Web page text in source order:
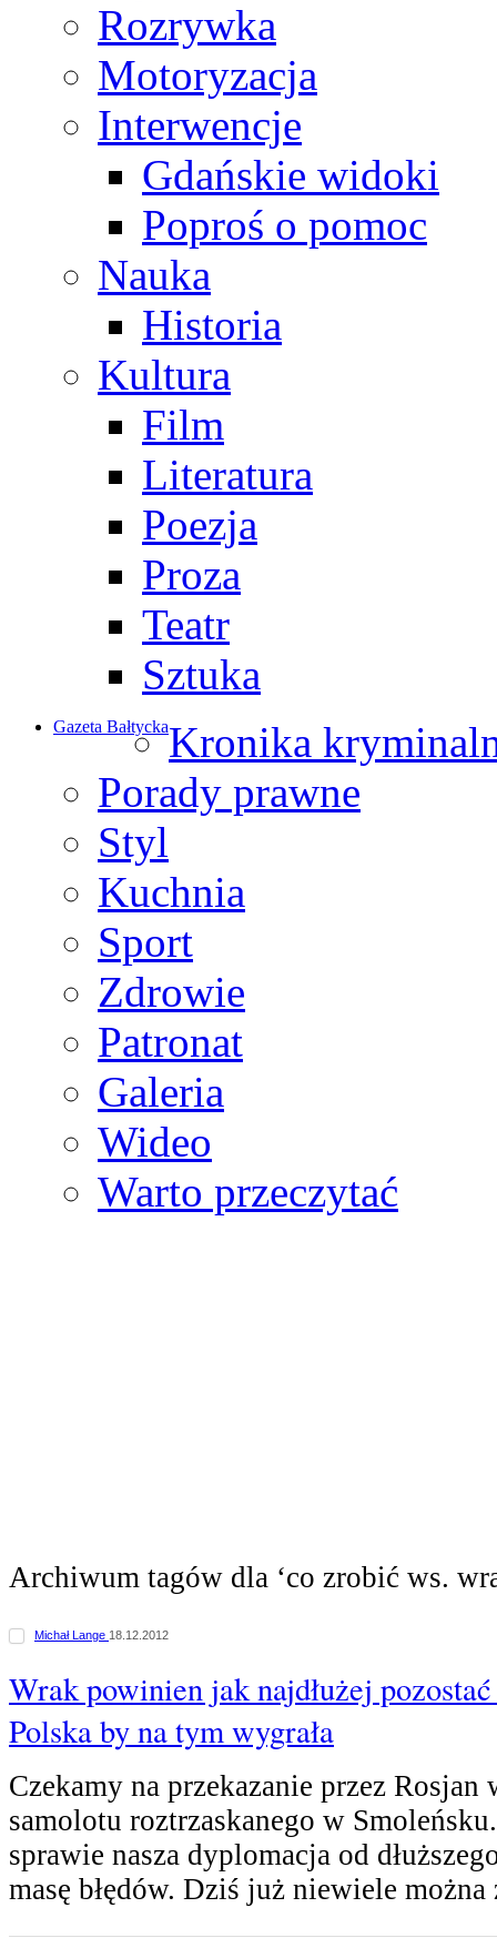
Rozrywka
Motoryzacja
Interwencje
Gdańskie widoki
Poproś o pomoc
Nauka
Historia
Kultura
Film
Literatura
Poezja
Proza
Teatr
Sztuka
Gazeta BałtyckaKronika
Porady prawne
Styl
Kuchnia
Sport
Zdrowie
Patronat
Galeria
Wideo
Warto przeczytać
Archiwum tagów dla ‘co zrobić ws.
Michał Lange 18.12.2012
Wrak powinien jak najdłużej
Polska by na tym wygrała
Czekamy na przekazanie przez
samolotu roztrzaskanego w
sprawie nasza dyplomacja od
masę błędów. Dziś już niewiele